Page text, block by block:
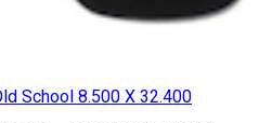
School 8.500 X 32.400